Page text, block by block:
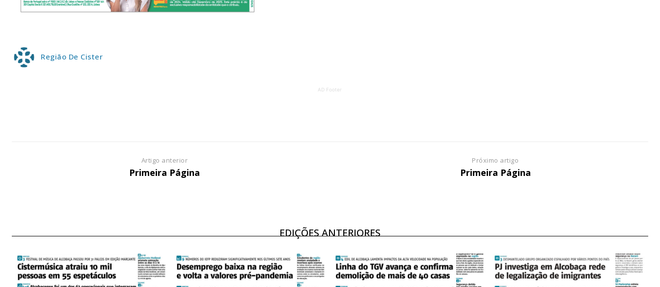
Planos de Assinatura
12 meses
Acesso aos conteúdos Exclusivos para
Ofertas para assinatura anual
12 meses
Ofertas para assinatura anual
Escolha o plano
Região De Cister
AD Footer
Artigo anterior
Primeira Página
Próximo artigo
Primeira Página
EDIÇÕES ANTERIORES